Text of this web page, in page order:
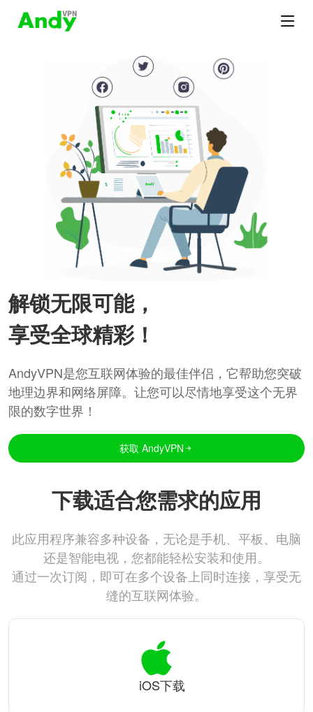
解锁无限可能，
享受全球精彩！
AndyVPN是您互联网体验的最佳伴侣，它帮助您突破
地理边界和网络屏障。让您可以尽情地享受这个无界
限的数字世界！
获取 AndyVPN
下载适合您需求的应用
此应用程序兼容多种设备，无论是手机、平板、电脑
还是智能电视，您都能轻松安装和使用。
通过一次订阅，即可在多个设备上同时连接，享受无
缝的互联网体验。
iOS下载